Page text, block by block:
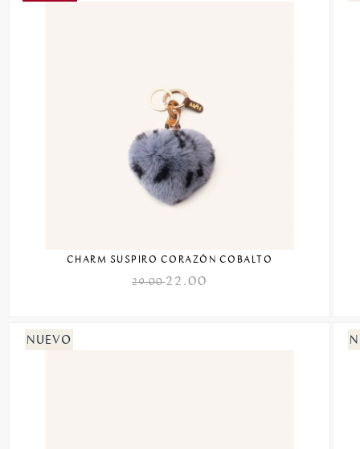
CHARM SUSPIRO CORAZÓN COBALTO
29.0022.00